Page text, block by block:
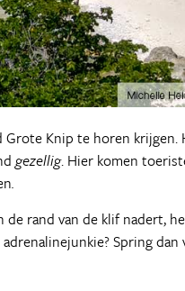
Grote Knip te horen krijgen.
gezellig. Hier komen
.
rand van de klif nadert,
Spring dan